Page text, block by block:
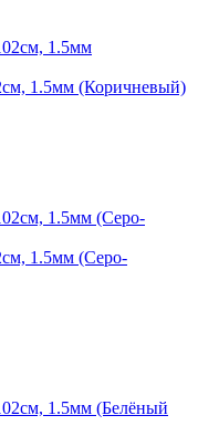
1.5мм (Коричневый)
1.5мм (Серо-